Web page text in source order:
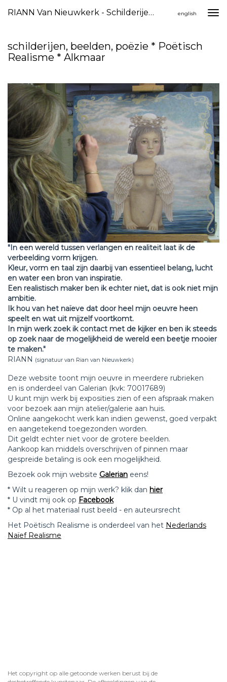
RIANN Van Nieuwkerk - Schilderijen, Beelden, Poëzie * Poëtisch Realisme * Alkmaar english
schilderijen, beelden, poëzie * Poëtisch
Realisme * Alkmaar
"In een wereld tussen verlangen en realiteit laat ik de
verbeelding vorm krijgen.
Kleur, vorm en taal zijn daarbij van essentieel belang, lucht
en water een bron van inspiratie.
Een realistisch maker ben ik echter niet, dat is ook niet mijn
ambitie.
Ik hou van het naïeve dat door heel mijn oeuvre heen
speelt en wat uit mijzelf voortkomt.
In mijn werk zoek ik contact met de kijker en ben ik steeds
op zoek naar de mogelijkheid de wereld een beetje mooier
te maken."
RIANN (signatuur van Rian van Nieuwkerk)
Deze website toont mijn oeuvre in meerdere rubrieken
en is onderdeel van Galerian (kvk: 70017689)
U kunt mijn werk bij exposities zien of een afspraak maken
voor bezoek aan mijn atelier/galerie aan huis.
Online aangekocht werk kan indien gewenst, goed verpakt
en aangetekend toegezonden worden.
Dit geldt echter niet voor de grotere beelden.
Aankoop kan middels overschrijven of pinnen maar
gespreide betaling is ook een mogelijkheid.
Bezoek ook mijn website Galerian eens!
* Wilt u reageren op mijn werk? klik dan hier
* U vindt mij ook op Facebook
* Op al het materiaal rust beeld - en auteursrecht
Het Poëtisch Realisme is onderdeel van het Nederlands
Naïef Realisme
Het copyright op alle getoonde werken berust bij de